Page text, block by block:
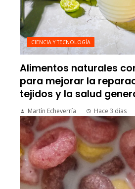
CIENCIA Y TECNOLOGÍA
Alimentos naturales
para mejorar la
tejidos y la salud
Martín Echeverría Hace 3 días